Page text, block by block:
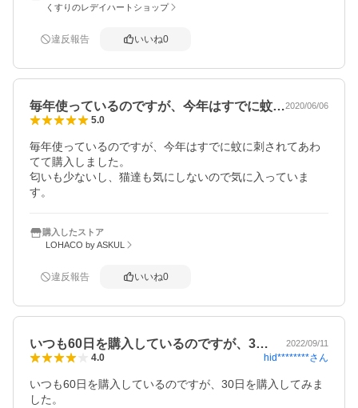
くすりのレデイハートショップ
違反報告 いいね0
毎年使っているのですが、今年はすでに蚊…2020/06/06
5.0
毎年使っているのですが、今年はすでに蚊に刺されてあわ
てて購入しました。
匂いも少ないし、猫達も気にしないので気に入っていま
す。
購入したストア
LOHACO by ASKUL
違反報告 いいね0
いつも60日を購入しているのですが、3… 2022/09/11
4.0 hid********さん
いつも60日を購入しているのですが、30日を購入してみま
した。